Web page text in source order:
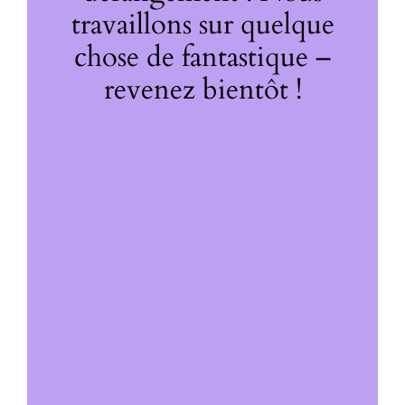
travaillons sur quelque
chose de fantastique –
revenez bientôt !